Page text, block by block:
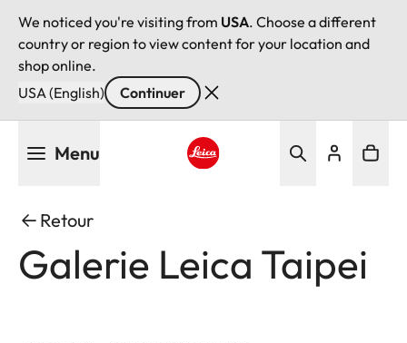
We noticed you're visiting from USA. Choose a different
country or region to view content for your location and
shop online.
USA (English)
Continuer
Menu
Retour
Galerie Leica Taipei